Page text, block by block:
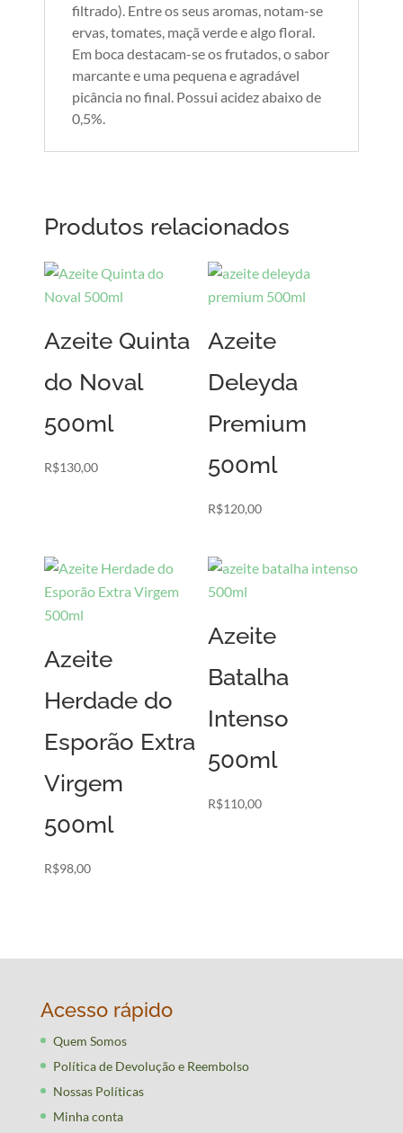
filtrado). Entre os seus aromas, notam-se
ervas, tomates, maçã verde e algo floral.
Em boca destacam-se os frutados, o sabor
marcante e uma pequena e agradável
picância no final. Possui acidez abaixo de
0,5%.
Produtos relacionados
Azeite Quinta
do Noval
500ml
R$130,00
Azeite
Deleyda
Premium
500ml
R$120,00
Azeite
Herdade do
Esporão Extra
Virgem
500ml
R$98,00
Azeite
Batalha
Intenso
500ml
R$110,00
Acesso rápido
Quem Somos
Política de Devolução e Reembolso
Nossas Políticas
Minha conta